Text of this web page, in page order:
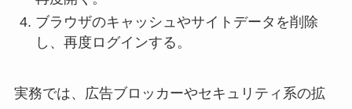
ブラウザのキャッシュやサイトデータを削除
し、再度ログインする。
実務では、広告ブロッカーやセキュリティ系の拡